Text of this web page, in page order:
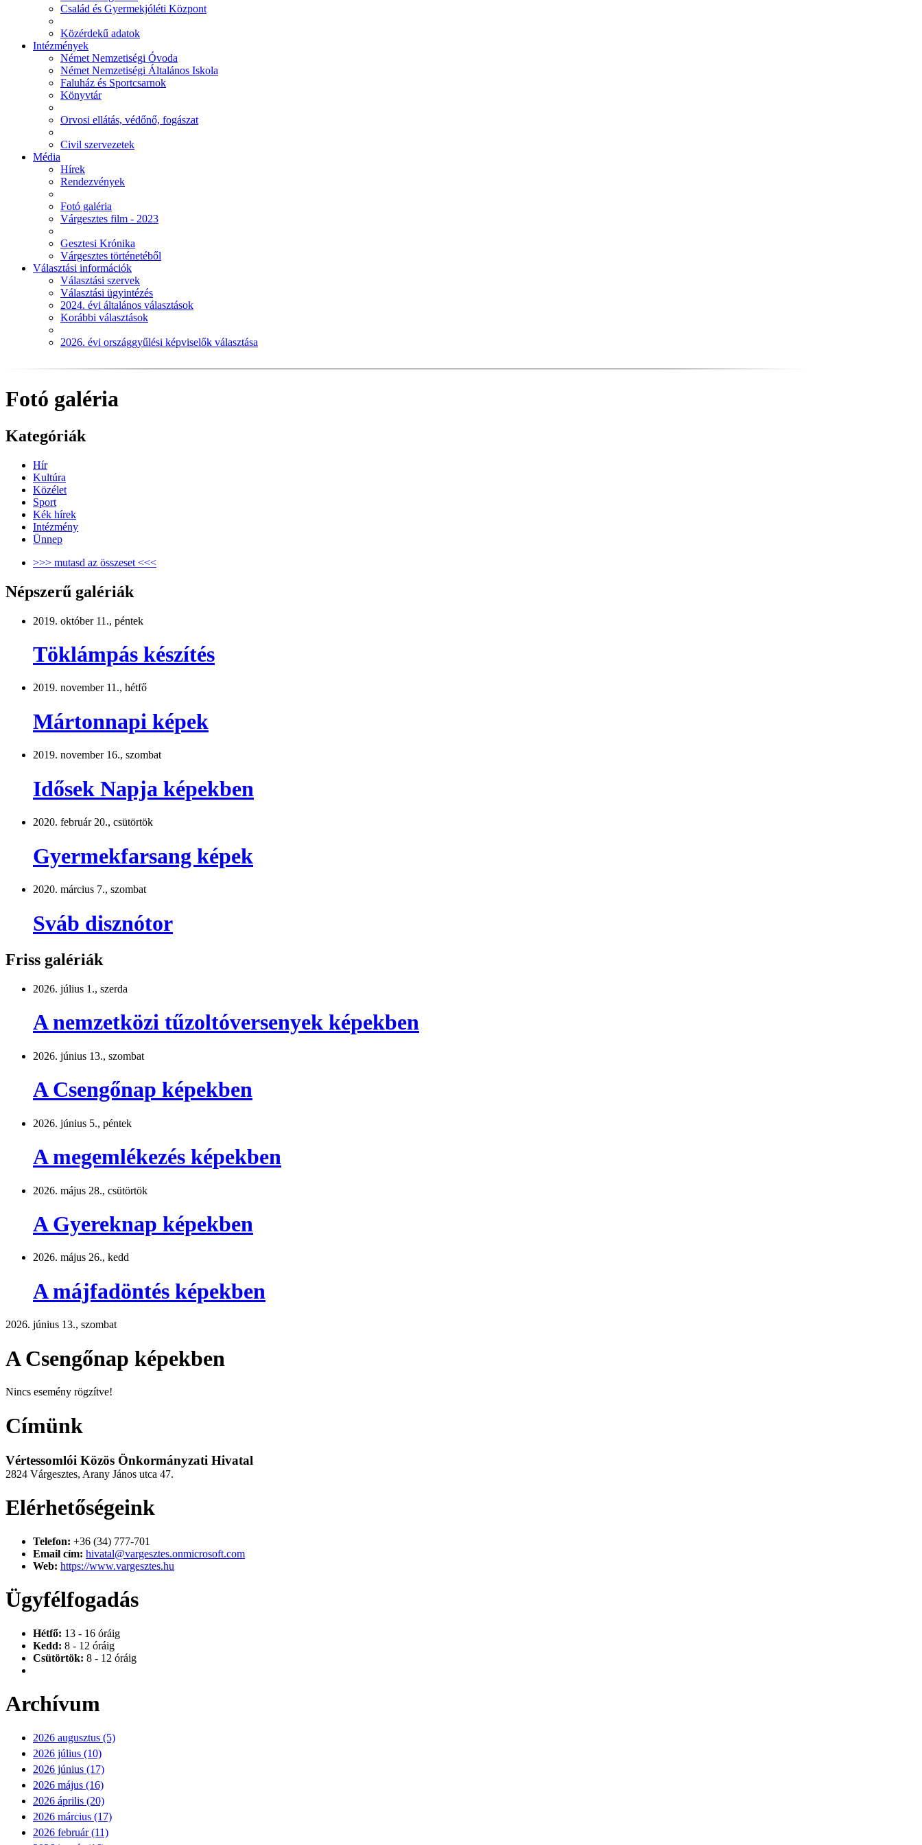
Család és Gyermekjóléti Központ
Közérdekű adatok
Intézmények
Német Nemzetiségi Óvoda
Német Nemzetiségi Általános Iskola
Faluház és Sportcsarnok
Könyvtár
Orvosi ellátás, védőnő, fogászat
Civil szervezetek
Média
Hírek
Rendezvények
Fotó galéria
Várgesztes film - 2023
Gesztesi Krónika
Várgesztes történetéből
Választási információk
Választási szervek
Választási ügyintézés
2024. évi általános választások
Korábbi választások
2026. évi országgyűlési képviselők választása
Fotó galéria
Kategóriák
Hír
Kultúra
Közélet
Sport
Kék hírek
Intézmény
Ünnep
>>> mutasd az összeset <<<
Népszerű galériák
2019. október 11., péntek
Töklámpás készítés
2019. november 11., hétfő
Mártonnapi képek
2019. november 16., szombat
Idősek Napja képekben
2020. február 20., csütörtök
Gyermekfarsang képek
2020. március 7., szombat
Sváb disznótor
Friss galériák
2026. július 1., szerda
A nemzetközi tűzoltóversenyek képekben
2026. június 13., szombat
A Csengőnap képekben
2026. június 5., péntek
A megemlékezés képekben
2026. május 28., csütörtök
A Gyereknap képekben
2026. május 26., kedd
A májfadöntés képekben
2026. június 13., szombat
A Csengőnap képekben
Nincs esemény rögzítve!
Címünk
Vértessomlói Közös Önkormányzati Hivatal
2824 Várgesztes, Arany János utca 47.
Elérhetőségeink
Telefon: +36 (34) 777-701
Email cím: hivatal@vargesztes.onmicrosoft.com
Web: https://www.vargesztes.hu
Ügyfélfogadás
Hétfő: 13 - 16 óráig
Kedd: 8 - 12 óráig
Csütörtök: 8 - 12 óráig
Archívum
2026 augusztus (5)
2026 július (10)
2026 június (17)
2026 május (16)
2026 április (20)
2026 március (17)
2026 február (11)